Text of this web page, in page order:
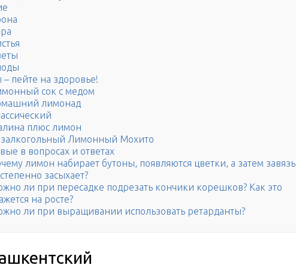
– пейте на здоровье!
сок с медом
лимонад
плюс лимон
Лимонный Мохито
в вопросах и ответах
лимон набирает бутоны, появляются цветки, а затем завязь
засыхает?
ли при пересадке подрезать кончики корешков? Как это
на росте?
ли при выращивании использовать ретарданты?